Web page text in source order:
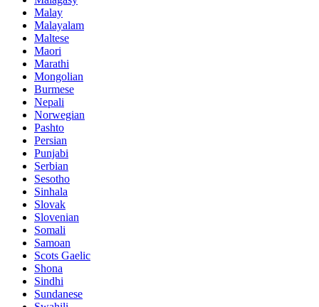
Malay
Malayalam
Maltese
Maori
Marathi
Mongolian
Burmese
Nepali
Norwegian
Pashto
Persian
Punjabi
Serbian
Sesotho
Sinhala
Slovak
Slovenian
Somali
Samoan
Scots Gaelic
Shona
Sindhi
Sundanese